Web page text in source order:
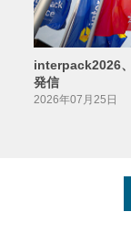
interpack2026
発信
2026年07月25日